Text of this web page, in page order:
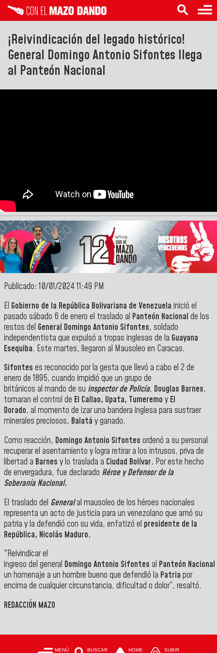
¡Reivindicación del legado histórico!
General Domingo Antonio Sifontes llega
al Panteón Nacional
Publicado: 10/01/2024 11:49 PM
El Gobierno de la República Bolivariana de Venezuela inició el
pasado sábado 6 de enero el traslado al Panteón Nacional de los
restos del General Domingo Antonio Sifontes, soldado
independentista que expulsó a tropas inglesas de la Guayana
Esequiba. Este martes, llegaron al Mausoleo en Caracas.
Sifontes es reconocido por la gesta que llevó a cabo el 2 de
enero de 1895, cuando impidió que un grupo de
británicos al mando de su inspector de Policía, Douglas Barnes,
tomaran el control de El Callao, Upata, Tumeremo y El
Dorado, al momento de izar una bandera inglesa para sustraer
minerales preciosos, Balatá y ganado.
Como reacción, Domingo Antonio Sifontes ordenó a su personal
recuperar el asentamiento y logra retirar a los intrusos, priva de
libertad a Barnes y lo traslada a Ciudad Bolívar. Por este hecho
de envergadura, fue declarado Héroe y Defensor de la
Soberanía Nacional.
El traslado del Generalal mausoleo de los héroes nacionales
representa un acto de justicia para un venezolano que amó su
patria y la defendió con su vida, enfatizó el presidente de la
República, Nicolás Maduro.
"Reivindicar el
ingreso del general Domingo Antonio Sifontes al Panteón Nacional
un homenaje a un hombre bueno que defendió la Patria por
encima de cualquier circunstancia, dificultad o dolor”, resaltó.
REDACCIÓN MAZO
MENÚ BUSCAR HOME SUBIR